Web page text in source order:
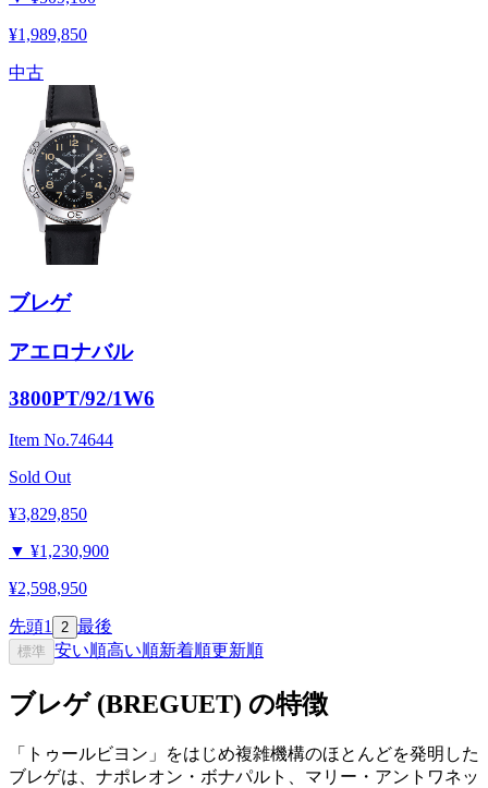
¥1,989,850
中古
ブレゲ
アエロナバル
3800PT/92/1W6
Item No.74644
Sold Out
¥3,829,850
▼ ¥1,230,900
¥2,598,950
先頭1 2 最後
標準 安い順高い順新着順更新順
ブレゲ (BREGUET) の特徴
「トゥールビヨン」をはじめ複雑機構のほとんどを発明した
ブレゲは、ナポレオン・ボナパルト、マリー・アントワネッ